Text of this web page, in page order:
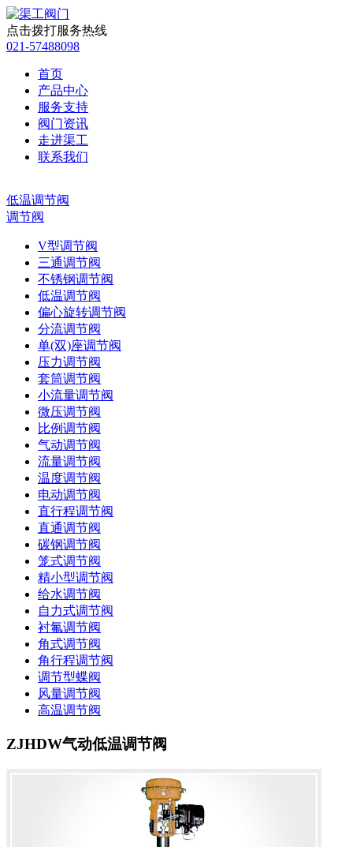
点击拨打服务热线
021-57488098
首页
产品中心
服务支持
阀门资讯
走进渠工
联系我们
低温调节阀
调节阀
V型调节阀
三通调节阀
不锈钢调节阀
低温调节阀
偏心旋转调节阀
分流调节阀
单(双)座调节阀
压力调节阀
套筒调节阀
小流量调节阀
微压调节阀
比例调节阀
气动调节阀
流量调节阀
温度调节阀
电动调节阀
直行程调节阀
直通调节阀
碳钢调节阀
笼式调节阀
精小型调节阀
给水调节阀
自力式调节阀
衬氟调节阀
角式调节阀
角行程调节阀
调节型蝶阀
风量调节阀
高温调节阀
ZJHDW气动低温调节阀